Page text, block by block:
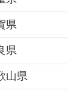
県
県
山県